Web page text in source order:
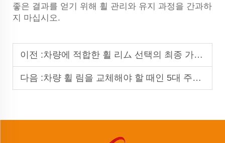
좋은 결과를 얻기 위해 휠 관리와 유지 과정을 간과하
지 마십시오.
이전 :차량에 적합한 휠 리ム 선택의 최종 가이드
다음 :차량 휠 림을 교체해야 할 때인 5대 주요 신호